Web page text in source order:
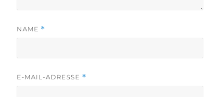
NAME *
E-MAIL-ADRESSE *